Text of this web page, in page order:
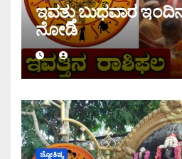
ಇವತ್ತು ಬುಧವಾರ
ನೋಡಿ
ಜ್ಯೋತಿಷ್ಯ